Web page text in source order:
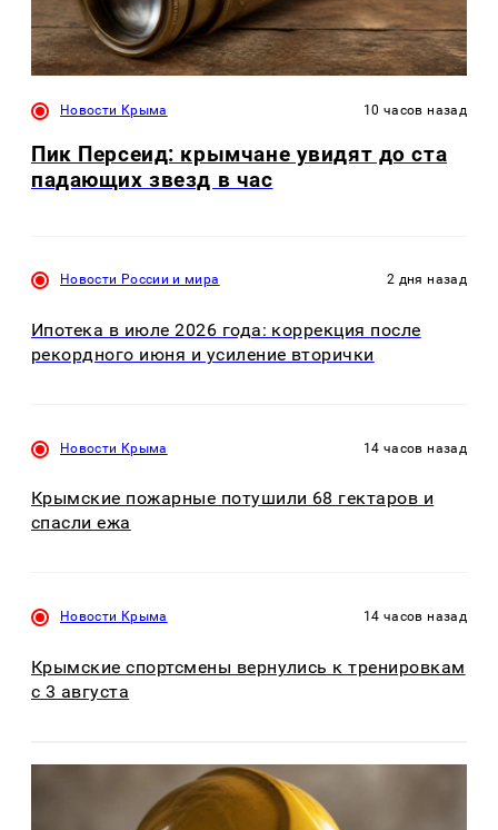
Новости Крыма 10 часов назад
Пик Персеид: крымчане увидят до ста
падающих звезд в час
Новости России и мира 2 дня назад
Ипотека в июле 2026 года: коррекция после
рекордного июня и усиление вторички
Новости Крыма 14 часов назад
Крымские пожарные потушили 68 гектаров и
спасли ежа
Новости Крыма 14 часов назад
Крымские спортсмены вернулись к тренировкам
с 3 августа